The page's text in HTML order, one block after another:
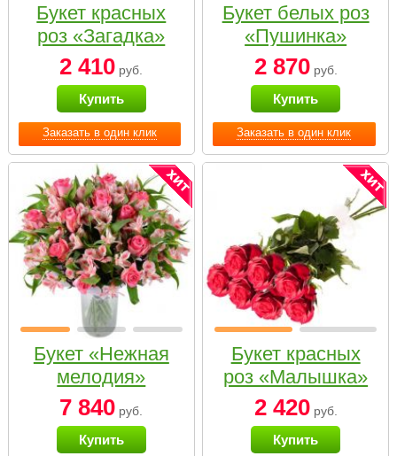
Заказать в один клик
Букет красных
роз «Загадка»
2 410 руб.
Купить
Заказать в один клик
Букет белых роз
«Пушинка»
2 870руб.
Купить
Букет «Нежная
мелодия»
7 840 руб.
Купить
Букет красных
роз «Малышка»
2 420руб.
Купить